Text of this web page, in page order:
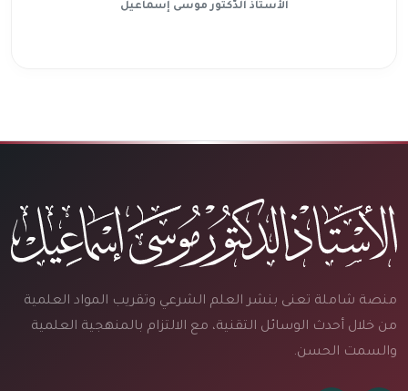
الأستاذ الدّكتور موسى إسماعيل
منصة شاملة تعنى بنشر العلم الشرعي وتقريب المواد العلمية
من خلال أحدث الوسائل التقنية، مع الالتزام بالمنهجية العلمية
والسمت الحسن.